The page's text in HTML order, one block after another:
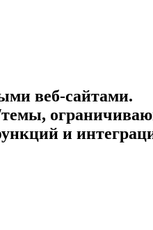
веб-сайтами.
и